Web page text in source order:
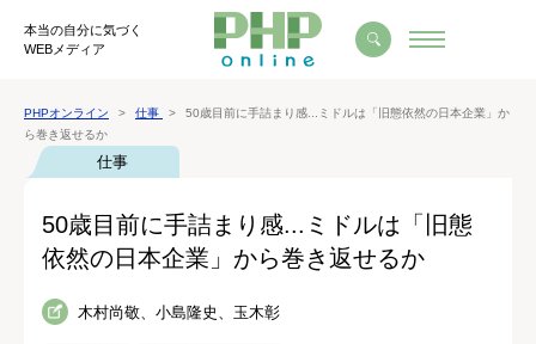
本当の自分に気づく
WEBメディア
PHPオンライン 仕事
50歳目前に手詰まり感...ミドルは「旧態依然の日本企業」か
ら巻き返せるか
仕事
50歳目前に手詰まり感...ミドルは「旧態
依然の日本企業」から巻き返せるか
木村尚敬、小島隆史、玉木彰